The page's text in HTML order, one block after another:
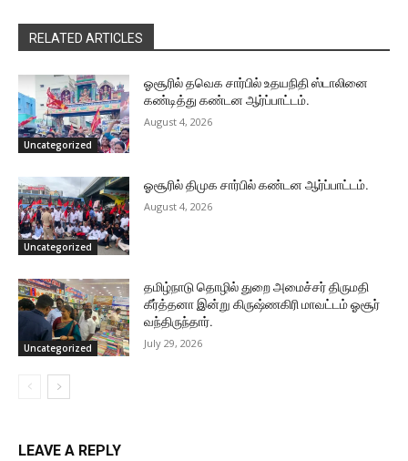
RELATED ARTICLES
Uncategorized
ஓசூரில் தவெக சார்பில் உதயநிதி ஸ்டாலினை
கண்டித்து கண்டன ஆர்ப்பாட்டம்.
August 4, 2026
Uncategorized
ஓசூரில் திமுக சார்பில் கண்டன ஆர்ப்பாட்டம்.
August 4, 2026
Uncategorized
தமிழ்நாடு தொழில் துறை அமைச்சர் திருமதி
கீர்த்தனா இன்று கிருஷ்ணகிரி மாவட்டம் ஓசூர்
வந்திருந்தார்.
July 29, 2026
LEAVE A REPLY